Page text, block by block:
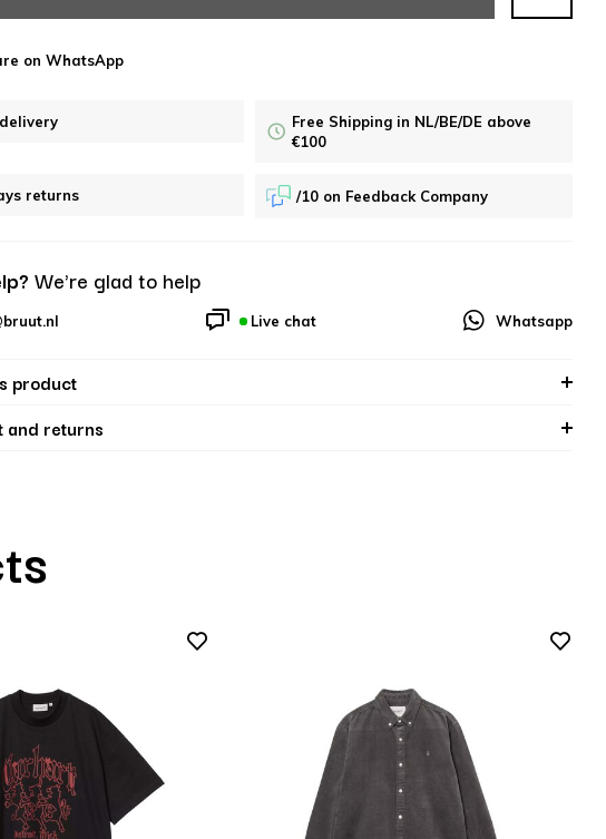
on WhatsApp
Free Shipping in NL/BE/DE above
€100
returns /10 on Feedback Company
We're glad to help
Live chat Whatsapp
product
and returns